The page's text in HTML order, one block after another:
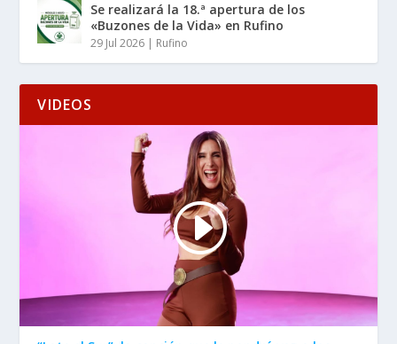
Se realizará la 18.ª apertura de los
«Buzones de la Vida» en Rufino
29 Jul 2026 | Rufino
VIDEOS